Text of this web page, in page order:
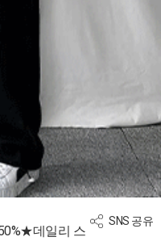
SNS 공유
데일리 스